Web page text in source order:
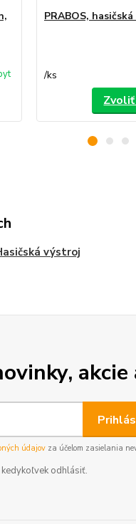
PRABOS,
/ks
výstroj
akcie
údajovza účelom zasielania
kedykoľvek odhlásiť.